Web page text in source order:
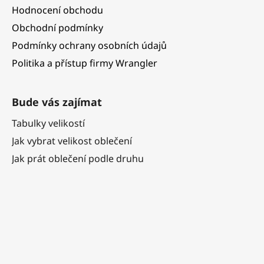
Hodnocení obchodu
Obchodní podmínky
Podmínky ochrany osobních údajů
Politika a přístup firmy Wrangler
Bude vás zajímat
Tabulky velikostí
Jak vybrat velikost oblečení
Jak prát oblečení podle druhu